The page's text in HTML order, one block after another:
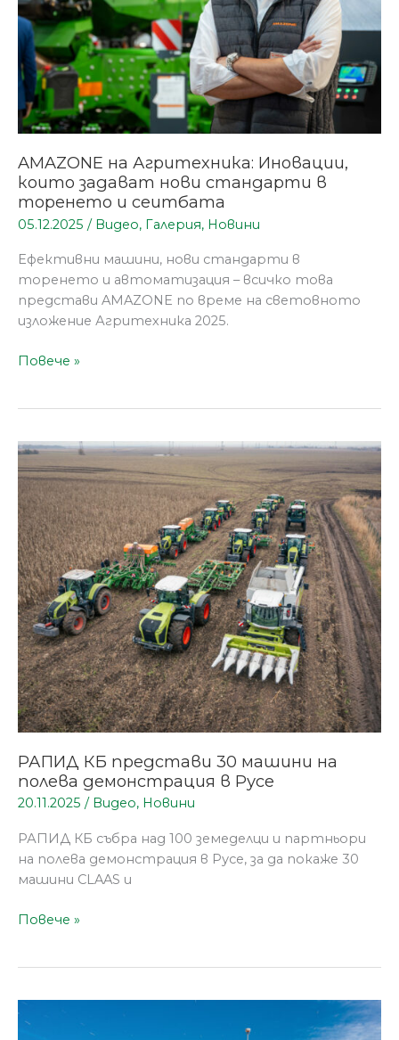
AMAZONE на Агритехника: Иновации,
които задават нови стандарти в
торенето и сеитбата
05.12.2025 / Видео, Галерия, Новини
Ефективни машини, нови стандарти в
торенето и автоматизация – всичко това
представи AMAZONE по време на световното
изложение Агритехника 2025.
в
торенето
сеитбата
Повече »
РАПИД КБ представи 30 машини на
полева демонстрация в Русе
20.11.2025 / Видео, Новини
РАПИД КБ събра над 100 земеделци и партньори
на полева демонстрация в Русе, за да покаже 30
машини CLAAS и
РАПИД
КБ
представи
30
машини
на
полева
демонстрация
в
Русе
Повече »
Две
сребърни